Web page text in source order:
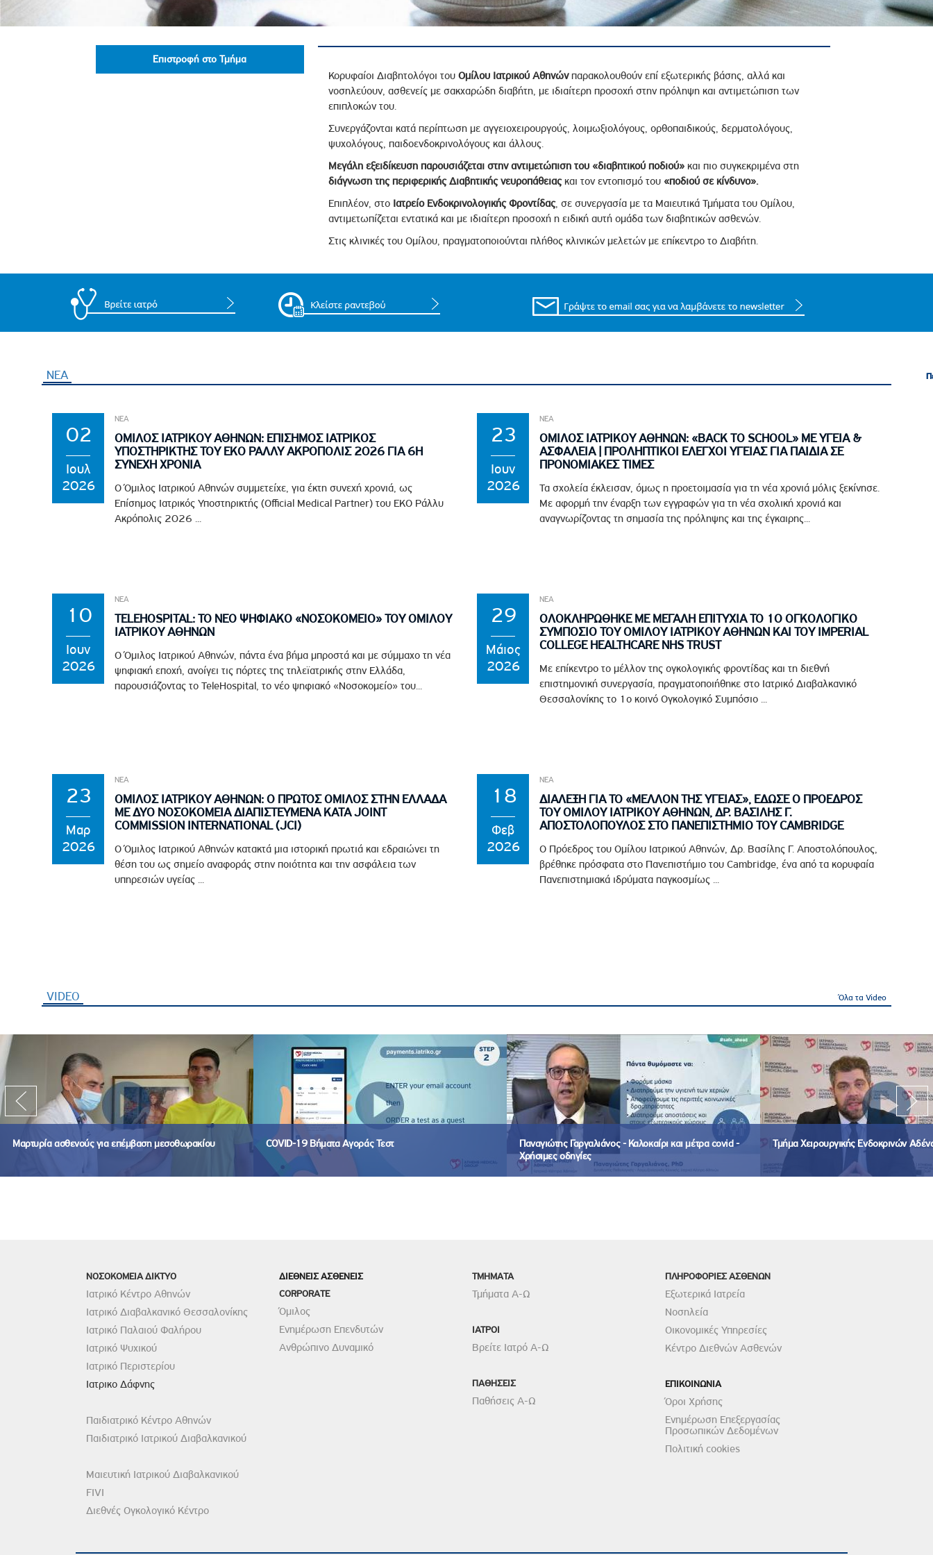
Πολιτική Προσλήψεων Προσωπικού, Στελεχών και Συνεργατών
Πολιτικές Ασφάλειας Πληροφοριών
Πολιτική Ανθρώπινων Δικαιωμάτων
Επιτροπή Αποδοχών και Υποψηφιοτήτων
Κανονισμός Επιτροπής Αποδοχών - Υποψηφιοτήτων
Κανονισμός Λειτουργίας Επιτροπής Ελέγχου
Διεύθυνση Εσωτερικού Ελέγχου Κανονισμός Λειτουργίας
Έκθεσης Βιώσιμης Ανάπτυξης 2023
Έκθεση Βιώσιμης Ανάπτυξης 2024
Πολιτική Δέουσας Επιμέλειας Τρίτων Μερών
Πολιτική Αναγνώρισης Προστασίας και Προαγωγής των Δικαιωμάτων των
Επιστροφή στο Τμήμα
Κορυφαίοι Διαβητολόγοι του Ομίλου Ιατρικού Αθηνώνπαρακολουθούν επί εξωτερικής βάσης, αλλά και
νοσηλεύουν, ασθενείς με σακχαρώδη διαβήτη, με ιδιαίτερη προσοχή στην πρόληψη και αντιμετώπιση των
επιπλοκών του.
Συνεργάζονται κατά περίπτωση με αγγειοχειρουργούς, λοιμωξιολόγους, ορθοπαιδικούς, δερματολόγους,
ψυχολόγους, παιδοενδοκρινολόγους και άλλους.
Μεγάλη εξειδίκευση παρουσιάζεται στην αντιμετώπιση του «διαβητικού ποδιού»και πιο συγκεκριμένα στη
διάγνωση της περιφερικής Διαβητικής νευροπάθειαςκαι τον εντοπισμό του «ποδιού σε κίνδυνο».
Επιπλέον, στο Ιατρείο Ενδοκρινολογικής Φροντίδας, σε συνεργασία με τα Μαιευτικά Τμήματα του Ομίλου,
αντιμετωπίζεται εντατικά και με ιδιαίτερη προσοχή η ειδική αυτή ομάδα των διαβητικών ασθενών.
Στις κλινικές του Ομίλου, πραγματοποιούνται πλήθος κλινικών μελετών με επίκεντρο το Διαβήτη.
ΝΕΑ
02
Ιουλ
2026
ΝΕΑ
ΟΜΙΛΟΣ ΙΑΤΡΙΚΟΥ ΑΘΗΝΩΝ: ΕΠΙΣΗΜΟΣ ΙΑΤΡΙΚΟΣ
ΥΠΟΣΤΗΡΙΚΤΗΣ ΤΟΥ EKO ΡΑΛΛΥ ΑΚΡΟΠΟΛΙΣ 2026 ΓΙΑ 6Η
ΣΥΝΕΧΗ ΧΡΟΝΙΑ
Ο Όμιλος Ιατρικού Αθηνών συμμετείχε, για έκτη συνεχή χρονιά, ως
Επίσημος Ιατρικός Υποστηρικτής (Official Medical Partner) του EKO Ράλλυ
Ακρόπολις 2026 ...
23
Ιουν
2026
ΝΕΑ
ΟΜΙΛΟΣ ΙΑΤΡΙΚΟΥ ΑΘΗΝΩΝ: «BACK TO SCHOOL» ΜΕ ΥΓΕΙΑ &
ΑΣΦΑΛΕΙΑ | ΠΡΟΛΗΠΤΙΚΟΙ ΕΛΕΓΧΟΙ ΥΓΕΙΑΣ ΓΙΑ ΠΑΙΔΙΑ ΣΕ
ΠΡΟΝΟΜΙΑΚΕΣ ΤΙΜΕΣ
Τα σχολεία έκλεισαν, όμως η προετοιμασία για τη νέα χρονιά μόλις ξεκίνησε.
Με αφορμή την έναρξη των εγγραφών για τη νέα σχολική χρονιά και
αναγνωρίζοντας τη σημασία της πρόληψης και της έγκαιρης...
10
Ιουν
2026
ΝΕΑ
TELEHOSPITAL: ΤΟ ΝΕΟ ΨΗΦΙΑΚΟ «ΝΟΣΟΚΟΜΕΙΟ» ΤΟΥ ΟΜΙΛΟΥ
ΙΑΤΡΙΚΟΥ ΑΘΗΝΩΝ
Ο Όμιλος Ιατρικού Αθηνών, πάντα ένα βήμα μπροστά και με σύμμαχο τη νέα
ψηφιακή εποχή, ανοίγει τις πόρτες της τηλεϊατρικής στην Ελλάδα,
παρουσιάζοντας το TeleHospital, το νέο ψηφιακό «Νοσοκομείο» του...
29
Μάιος
2026
ΝΕΑ
ΟΛΟΚΛΗΡΩΘΗΚΕ ΜΕ ΜΕΓΑΛΗ ΕΠΙΤΥΧΙΑ ΤΟ 1Ο ΟΓΚΟΛΟΓΙΚΟ
ΣΥΜΠΟΣΙΟ ΤΟΥ ΟΜΙΛΟΥ ΙΑΤΡΙΚΟΥ ΑΘΗΝΩΝ ΚΑΙ ΤΟΥ IMPERIAL
COLLEGE HEALTHCARE NHS TRUST
Με επίκεντρο το μέλλον της ογκολογικής φροντίδας και τη διεθνή
επιστημονική συνεργασία, πραγματοποιήθηκε στο Ιατρικό Διαβαλκανικό
Θεσσαλονίκης το 1ο κοινό Ογκολογικό Συμπόσιο ...
23
Μαρ
2026
ΝΕΑ
ΟΜΙΛΟΣ ΙΑΤΡΙΚΟΥ ΑΘΗΝΩΝ: Ο ΠΡΩΤΟΣ ΟΜΙΛΟΣ ΣΤΗΝ ΕΛΛΑΔΑ
ΜΕ ΔΥΟ ΝΟΣΟΚΟΜΕΙΑ ΔΙΑΠΙΣΤΕΥΜΕΝΑ ΚΑΤΑ JOINT
COMMISSION INTERNATIONAL (JCI)
Ο Όμιλος Ιατρικού Αθηνών κατακτά μια ιστορική πρωτιά και εδραιώνει τη
θέση του ως σημείο αναφοράς στην ποιότητα και την ασφάλεια των
υπηρεσιών υγείας ...
18
Φεβ
2026
ΝΕΑ
ΔΙΑΛΕΞΗ ΓΙΑ ΤΟ «ΜΕΛΛΟΝ ΤΗΣ ΥΓΕΙΑΣ», ΕΔΩΣΕ Ο ΠΡΟΕΔΡΟΣ
ΤΟΥ ΟΜΙΛΟΥ ΙΑΤΡΙΚΟΥ ΑΘΗΝΩΝ, ΔΡ. ΒΑΣΙΛΗΣ Γ.
ΑΠΟΣΤΟΛΟΠΟΥΛΟΣ ΣΤΟ ΠΑΝΕΠΙΣΤΗΜΙΟ ΤΟΥ CAMBRIDGE
Ο Πρόεδρος του Ομίλου Ιατρικού Αθηνών, Δρ. Βασίλης Γ. Αποστολόπουλος,
βρέθηκε πρόσφατα στο Πανεπιστήμιο του Cambridge, ένα από τα κορυφαία
Πανεπιστημιακά ιδρύματα παγκοσμίως ...
VIDEO Όλα τα Video
Μαρτυρία ασθενούς για επέμβαση μεσοθωρακίου COVID-19 Βήματα Αγοράς Τεστ
Παναγιώτης Γαργαλιάνος - Καλοκαίρι και μέτρα covid -
Χρήσιμες οδηγίες
Τμήμα Χειρουργικής Ενδοκρινών
ΝΟΣΟΚΟΜΕΙΑ ΔΙΚΤΥΟ
Ιατρικό Κέντρο Αθηνών
Ιατρικό Διαβαλκανικό Θεσσαλονίκης
Ιατρικό Παλαιού Φαλήρου
Ιατρικό Ψυχικού
Ιατρικό Περιστερίου
Ιατρικο Δάφνης
Παιδιατρικό Κέντρο Αθηνών
Παιδιατρικό Ιατρικού Διαβαλκανικού
Μαιευτική Ιατρικού Διαβαλκανικού
FIVI
Διεθνές Ογκολογικό Κέντρο
ΔΙΕΘΝΕΙΣ ΑΣΘΕΝΕΙΣ
CORPORATE
Όμιλος
Ενημέρωση Επενδυτών
Ανθρώπινο Δυναμικό
TMHMATA
Τμήματα Α-Ω
ΙΑΤΡΟΙ
Βρείτε Ιατρό Α-Ω
ΠΑΘΗΣΕΙΣ
Παθήσεις Α-Ω
ΠΛΗΡΟΦΟΡΙΕΣ ΑΣΘΕΝΩΝ
Εξωτερικά Ιατρεία
Νοσηλεία
Οικονομικές Υπηρεσίες
Κέντρο Διεθνών Ασθενών
ΕΠΙΚΟΙΝΩΝΙΑ
Όροι Χρήσης
Ενημέρωση Επεξεργασίας
Προσωπικών Δεδομένων
Πολιτική cookies